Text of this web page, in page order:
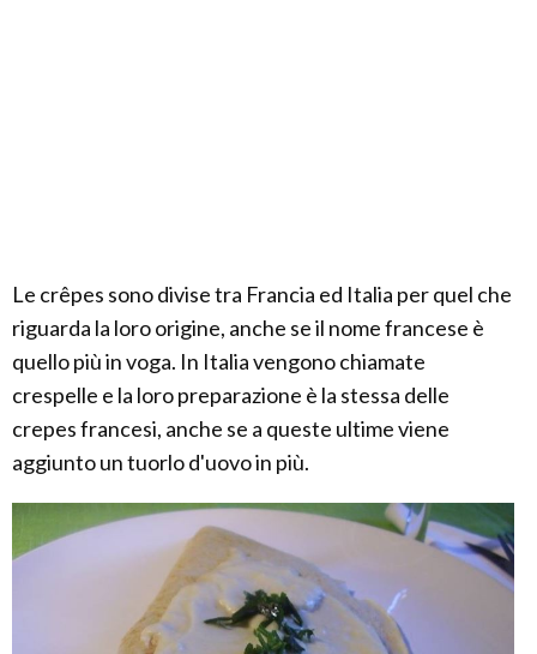
Le crêpes sono divise tra Francia ed Italia per quel che
riguarda la loro origine, anche se il nome francese è
quello più in voga. In Italia vengono chiamate
crespelle e la loro preparazione è la stessa delle
crepes francesi, anche se a queste ultime viene
aggiunto un tuorlo d'uovo in più.